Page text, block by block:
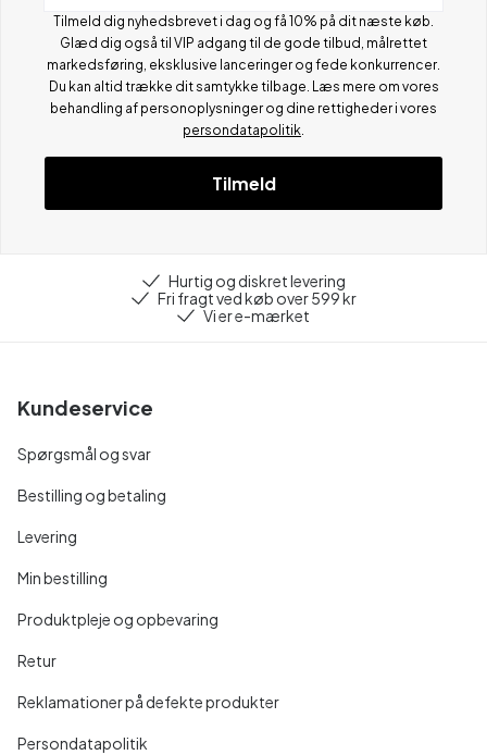
Tilmeld dig nyhedsbrevet i dag og få 10% på dit næste køb.
Glæd dig også til VIP adgang til de gode tilbud, målrettet
markedsføring, eksklusive lanceringer og fede konkurrencer.
Du kan altid trække dit samtykke tilbage. Læs mere om vores
behandling af personoplysninger og dine rettigheder i vores
persondatapolitik.
Tilmeld
Hurtig og diskret levering
Fri fragt ved køb over 599 kr
Vi er e-mærket
Kundeservice
Spørgsmål og svar
Bestilling og betaling
Levering
Min bestilling
Produktpleje og opbevaring
Retur
Reklamationer på defekte produkter
Persondatapolitik